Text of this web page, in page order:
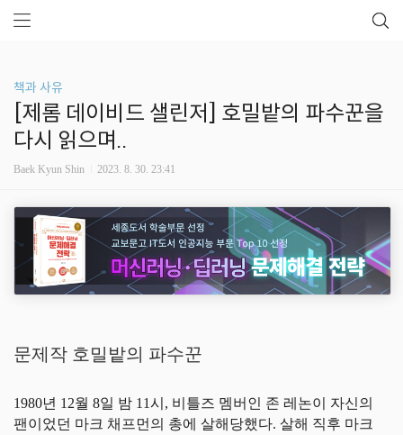
책과 사유
[제롬 데이비드 샐린저] 호밀밭의 파수꾼을
다시 읽으며..
Baek Kyun Shin 2023. 8. 30. 23:41
문제작 호밀밭의 파수꾼
1980년 12월 8일 밤 11시, 비틀즈 멤버인 존 레논이 자신의
팬이었던 마크 채프먼의 총에 살해당했다. 살해 직후 마크